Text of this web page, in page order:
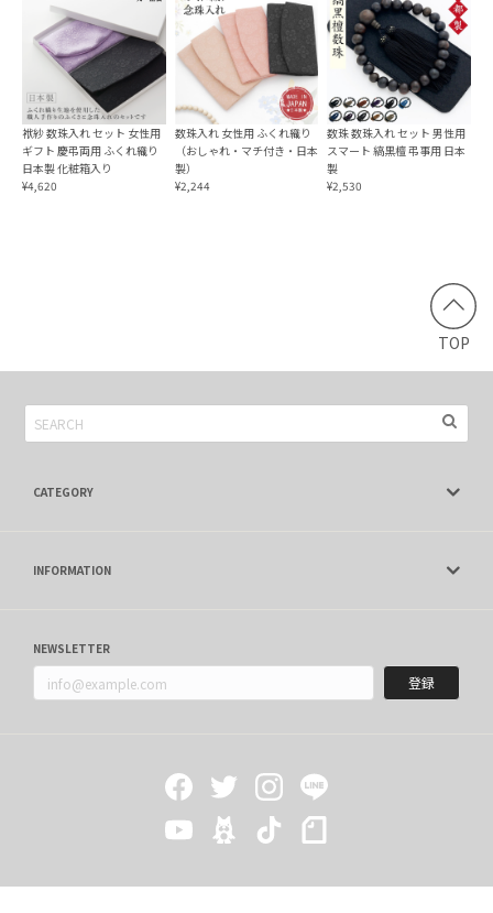
ちりめんふくさ 深紫
2024/05/17
本日無事に受け取りました。今まで使っていたものは台付の
袱紗でしたが、このタイプもとても便利だと思いますので購
入しました。ありがとうございました💞☺️
18日購入 → 19日商品到着。早っ！！w 最初は不安でした
が調べてみると、まぁまぁ有名な袱紗のメーカーみたいでし
たので安心しました。商品についてデザインは自分好みのス
した。満足ですありがとうございました
袱紗 数珠入れ セット 女性用
ギフト 慶弔両用 ふくれ織り
日本製 化粧箱入り
¥4,620
数珠入れ 女性用 ふくれ織り
（おしゃれ・マチ付き・日本
製）
¥2,244
数珠 数珠入れ セット 男性用
スマート 縞黒檀 弔事用 日本
製
¥2,530
TOP
CATEGORY
INFORMATION
NEWSLETTER
登録